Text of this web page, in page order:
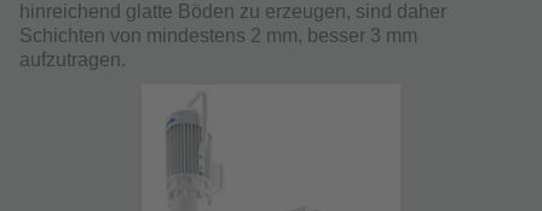
hinreichend glatte Böden zu erzeugen, sind daher
Schichten von mindestens 2 mm, besser 3 mm
aufzutragen.